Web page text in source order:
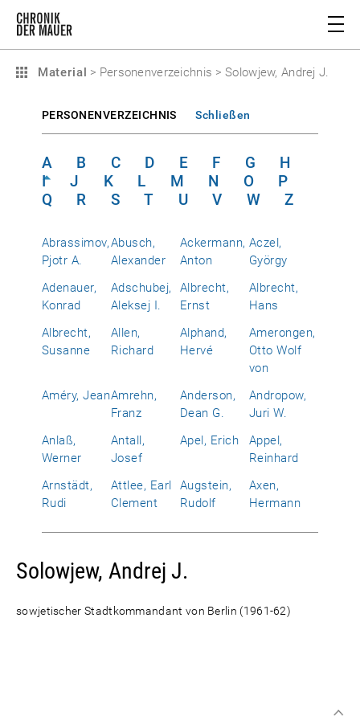
Material > Personenverzeichnis > Solowjew, Andrej J.
PERSONENVERZEICHNIS Schließen
A B C D E F G
H
I
J K L M N O
P
Q
R S T U V W Z
Abrassimov,
Pjotr A.
Abusch,
Alexander
Ackermann,
Anton
Aczel,
György
Adenauer,
Konrad
Adschubej,
Aleksej I.
Albrecht,
Ernst
Albrecht,
Hans
Albrecht,
Susanne
Allen,
Richard
Alphand,
Hervé
Amerongen,
Otto Wolf
von
Améry, JeanAmrehn,
Franz
Anderson,
Dean G.
Andropow,
Juri W.
Anlaß,
Werner
Antall,
Josef
Apel, Erich
Appel,
Reinhard
Arnstädt,
Rudi
Attlee, Earl
Clement
Augstein,
Rudolf
Axen,
Hermann
Solowjew, Andrej J.
sowjetischer Stadtkommandant von Berlin (1961-62)